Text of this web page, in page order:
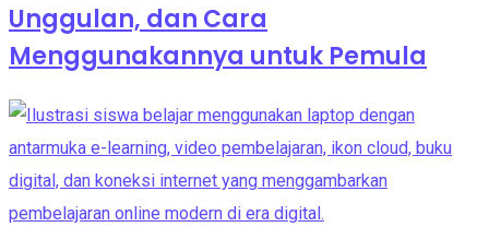
Unggulan, dan Cara
Menggunakannya untuk Pemula